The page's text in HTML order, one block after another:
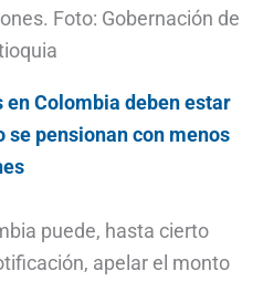
Foto: Gobernación de
en Colombia deben estar
se pensionan con menos
puede, hasta cierto
apelar el monto